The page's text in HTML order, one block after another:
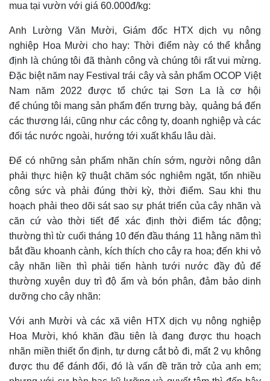
mua tại vườn với giá 60.000đ/kg:
Anh Lường Văn Mười, Giám đốc HTX dịch vụ nông
nghiệp Hoa Mười cho hay: Thời điểm này có thể khẳng
định là chúng tôi đã thành công và chúng tôi rất vui mừng.
Đặc biệt năm nay Festival trái cây và sản phẩm OCOP Việt
Nam năm 2022 được tổ chức tại Sơn La là cơ hội
để chúng tôi mang sản phẩm đến trưng bày, quảng bá đến
các thương lái, cũng như các công ty, doanh nghiệp và các
đối tác nước ngoài, hướng tới xuất khẩu lâu dài.
Để có những sản phẩm nhãn chín sớm, người nông dân
phải thực hiện kỹ thuật chăm sóc nghiêm ngặt, tốn nhiều
công sức và phải đúng thời kỳ, thời điểm. Sau khi thu
hoạch phải theo dõi sát sao sự phát triển của cây nhãn và
căn cứ vào thời tiết để xác định thời điểm tác động;
thường thì từ cuối tháng 10 đến đầu tháng 11 hằng năm thì
bắt đầu khoanh cành, kích thích cho cây ra hoa; đến khi vỏ
cây nhãn liền thì phải tiến hành tưới nước đầy đủ để
thường xuyên duy trì độ ẩm và bón phân, đảm bảo dinh
dưỡng cho cây nhãn:
Với anh Mười vàcác xã viên HTX dịch vụ nông nghiệp
Hoa Mười, khó khăn đầu tiên là đang được thu hoạch
nhãn miền thiết ổn định, tự dưng cắt bỏ đi, mất 2 vụ không
được thu để đánh đổi, đó là vấn đề trăn trở của anh em;